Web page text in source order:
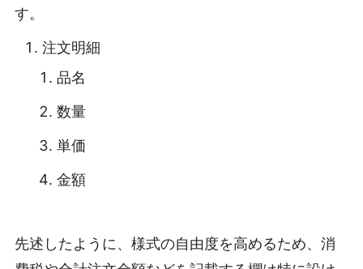
す。
注文明細
品名
数量
単価
金額
先述したように、様式の自由度を高めるため、消